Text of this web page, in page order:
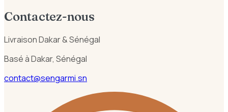
Contactez-nous
Livraison Dakar & Sénégal
Basé à Dakar, Sénégal
contact@sengarmi.sn